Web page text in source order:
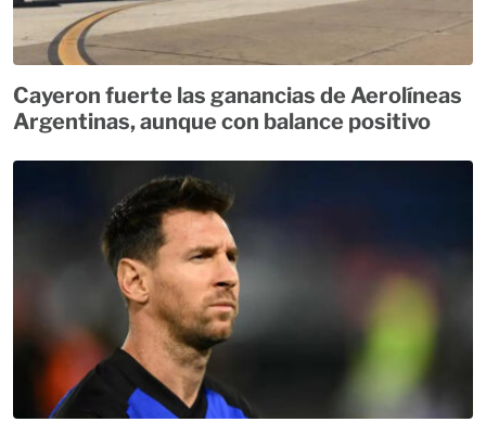
Cayeron fuerte las ganancias de Aerolíneas
Argentinas, aunque con balance positivo